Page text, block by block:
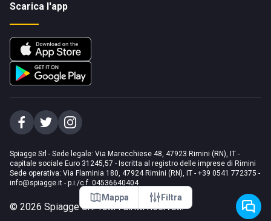
Mappa Filtra
Scarica l'app
Spiagge Srl - Sede legale: Via Marecchiese 48, 47923 Rimini (RN), IT -
capitale sociale Euro 31245,57 - Iscritta al registro delle imprese di Rimini
Sede operativa: Via Flaminia 180, 47924 Rimini (RN), IT - +39 0541 772375 -
info@spiagge.it - p.i./c.f. 04536640404
© 2026 Spiagge Srl. Tutti i diritti riservati.